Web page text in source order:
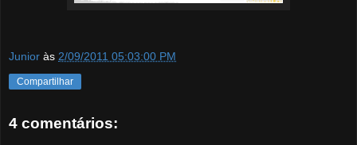
Junior às 2/09/2011 05:03:00 PM
Compartilhar
4 comentários: